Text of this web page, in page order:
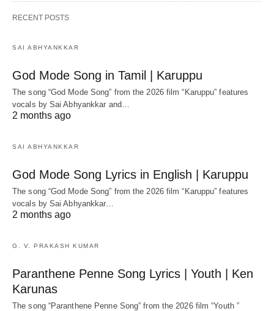
RECENT POSTS
SAI ABHYANKKAR
God Mode Song in Tamil | Karuppu
The song “God Mode Song” from the 2026 film “Karuppu” features
vocals by Sai Abhyankkar‬ and…
2 months ago
SAI ABHYANKKAR
God Mode Song Lyrics in English | Karuppu
The song “God Mode Song” from the 2026 film “Karuppu” features
vocals by Sai Abhyankkar‬…
2 months ago
G. V. PRAKASH KUMAR
Paranthene Penne Song Lyrics | Youth | Ken
Karunas
The song “Paranthene Penne Song” from the 2026 film “Youth ”